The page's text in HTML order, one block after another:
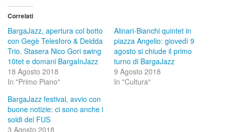
Correlati
BargaJazz, apertura col botto
con Gegè Telesforo & Deidda
Trio. Stasera Nico Gori swing
10tet e domani BargaInJazz
18 Agosto 2018
In "Primo Piano"
Alinari-Bianchi quintet in
piazza Angelio: giovedì 9
agosto si chiude il primo
turno di BargaJazz
9 Agosto 2018
In "Cultura"
BargaJazz festival, avvio con
buone notizie: ci sono anche i
soldi del FUS
3 Agosto 2018